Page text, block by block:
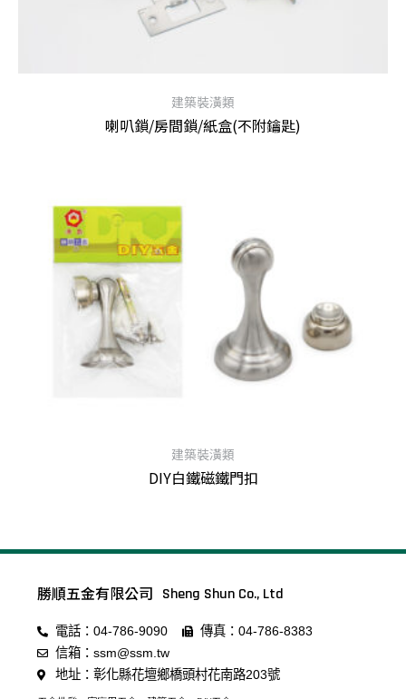
建築裝潢類
喇叭鎖/房間鎖/紙盒(不附鑰匙)
建築裝潢類
DIY白鐵磁鐵門扣
勝順五金有限公司 Sheng Shun Co., Ltd
電話：04-786-9090
傳真：04-786-8383
信箱：ssm@ssm.tw
地址：彰化縣花壇鄉橋頭村花南路203號